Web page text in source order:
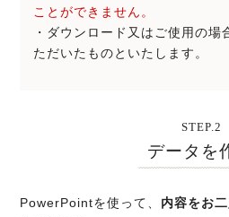
ことができません。
・ダウンロード又はご使用の場
ただいたものといたします。
STEP.2
データを
PowerPointを使って、 内容をお